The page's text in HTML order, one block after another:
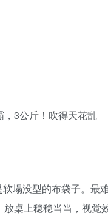
，3公斤！吹得天花乱
塌没型的布袋子。最
桌上稳稳当当，视觉